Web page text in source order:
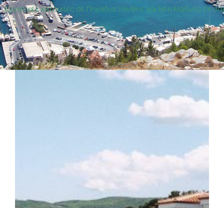
Εργατικές κατοικίες σε Πηγάδια Ξάνθης και Νέα Μάδυτο